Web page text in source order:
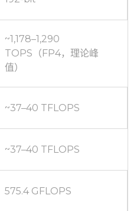
~1,178–1,290
TOPS（FP4，理论峰
值）
~37–40 TFLOPS
~37–40 TFLOPS
575.4 GFLOPS